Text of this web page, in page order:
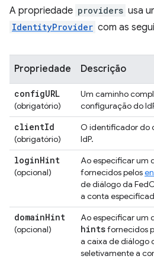
A propriedade providers usa
IdentityProvider com as
Propriedade Descrição
configURL
(obrigatório)
Um caminho
configuração do
clientId
(obrigatório)
O identificador do
IdP.
loginHint
(opcional)
Ao especificar um
fornecidos pelos
de diálogo da
a conta
domainHint
(opcional)
Ao especificar um
hintsfornecidos
a caixa de diálogo
seletivamente a